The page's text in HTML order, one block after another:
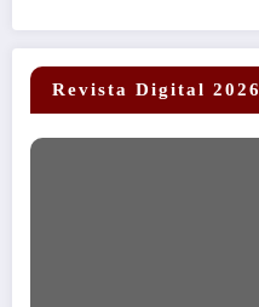
Revista Digital 2026